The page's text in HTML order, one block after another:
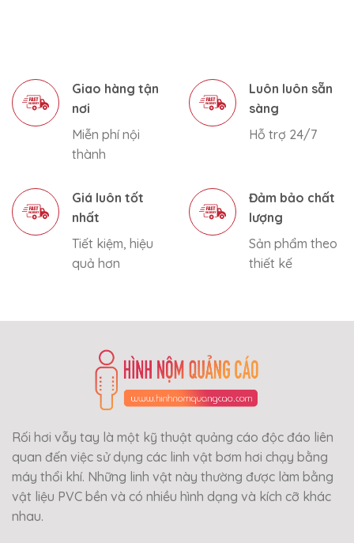
Giao hàng tận
nơi
Miễn phí nội
thành
Luôn luôn sẵn
sàng
Hỗ trợ 24/7
Giá luôn tốt
nhất
Tiết kiệm, hiệu
quả hơn
Đảm bảo chất
lượng
Sản phẩm theo
thiết kế
Rối hơi vẫy tay là một kỹ thuật quảng cáo độc đáo liên
quan đến việc sử dụng các linh vật bơm hơi chạy bằng
máy thổi khí. Những linh vật này thường được làm bằng
vật liệu PVC bền và có nhiều hình dạng và kích cỡ khác
nhau.